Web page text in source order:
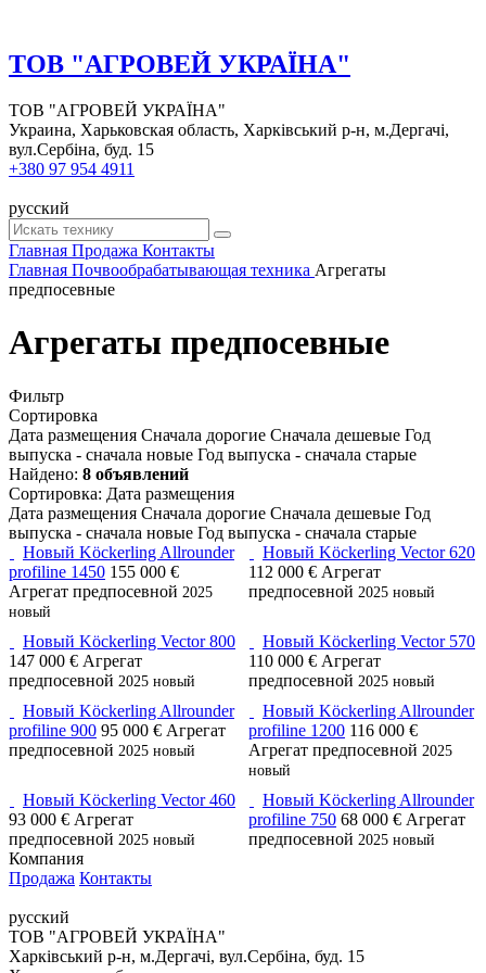
ТОВ "АГРОВЕЙ УКРАЇНА"
ТОВ "АГРОВЕЙ УКРАЇНА"
Украина, Харьковская область, Харківський р-н, м.Дергачі,
вул.Сербіна, буд. 15
+380 97 954 4911
русский
Главная Продажа Контакты
Главная Почвообрабатывающая техника Агрегаты
предпосевные
Агрегаты предпосевные
Фильтр
Сортировка
Дата размещения Сначала дорогие Сначала дешевые Год
выпуска - сначала новые Год выпуска - сначала старые
Найдено: 8 объявлений
Сортировка: Дата размещения
Дата размещения Сначала дорогие Сначала дешевые Год
выпуска - сначала новые Год выпуска - сначала старые
Новый Köckerling Allrounder
profiline 1450 155 000 €
Агрегат предпосевной 2025
новый
Новый Köckerling Vector 620
112 000 € Агрегат
предпосевной 2025 новый
Новый Köckerling Vector 800
147 000 € Агрегат
предпосевной 2025 новый
Новый Köckerling Vector 570
110 000 € Агрегат
предпосевной 2025 новый
Новый Köckerling Allrounder
profiline 900 95 000 € Агрегат
предпосевной 2025 новый
Новый Köckerling Allrounder
profiline 1200 116 000 €
Агрегат предпосевной 2025
новый
Новый Köckerling Vector 460
93 000 € Агрегат
предпосевной 2025 новый
Новый Köckerling Allrounder
profiline 750 68 000 € Агрегат
предпосевной 2025 новый
Компания
Продажа Контакты
русский
ТОВ "АГРОВЕЙ УКРАЇНА"
Харківський р-н, м.Дергачі, вул.Сербіна, буд. 15